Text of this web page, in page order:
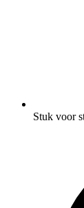
Stuk voor